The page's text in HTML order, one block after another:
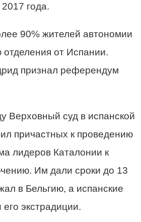
года.
90% жителей автономии
от Испании.
признал референдум
Верховный суд в испанской
причастных к проведению
лидеров Каталонии к
Им дали сроки до 13
в Бельгию, а испанские
экстрадиции.